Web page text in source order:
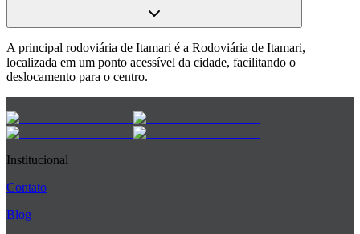
A principal rodoviária de Itamari é a Rodoviária de Itamari,
localizada em um ponto acessível da cidade, facilitando o
deslocamento para o centro.
Institucional
Contato
Blog